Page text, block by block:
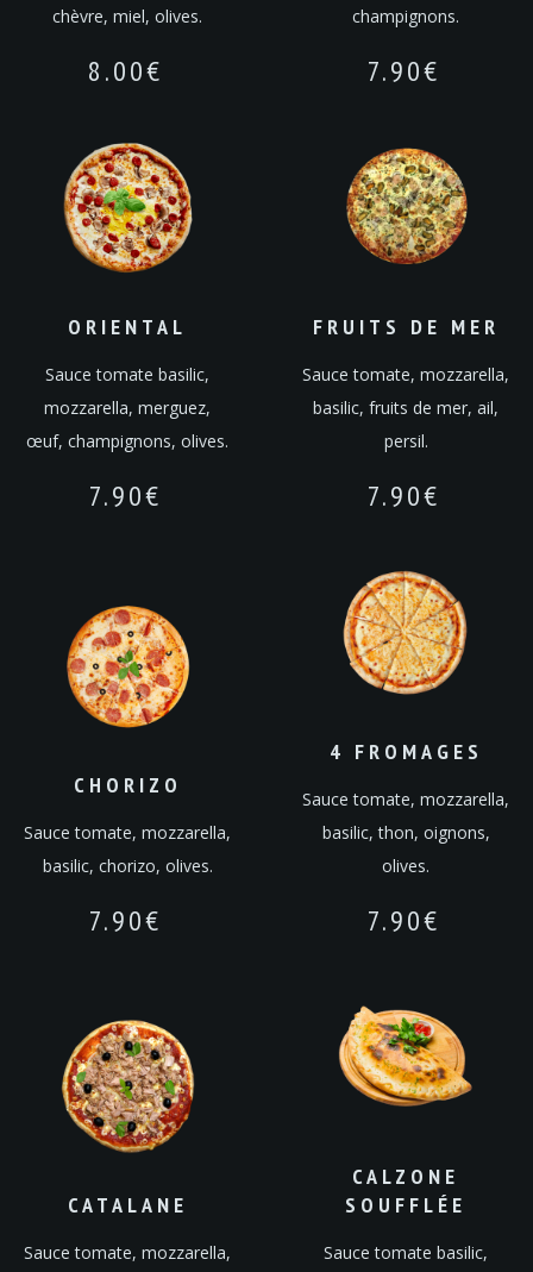
chèvre, miel, olives.
8.00€
champignons.
7.90€
ORIENTAL
Sauce tomate basilic,
mozzarella, merguez,
œuf, champignons, olives.
7.90€
FRUITS DE MER
Sauce tomate, mozzarella,
basilic, fruits de mer, ail,
persil.
7.90€
CHORIZO
Sauce tomate, mozzarella,
basilic, chorizo, olives.
7.90€
4 FROMAGES
Sauce tomate, mozzarella,
basilic, thon, oignons,
olives.
7.90€
CATALANE
Sauce tomate, mozzarella,
CALZONE
SOUFFLÉE
Sauce tomate basilic,